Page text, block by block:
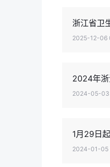
浙江省卫
2025-12-06
2024年
2024-05-
1月29日
2024-01-05